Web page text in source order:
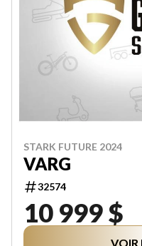
STARK FUTURE 2024
VARG
32574
10 999 $
VOIR